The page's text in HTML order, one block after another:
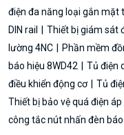
điện đa năng loại gắn mặt
DIN rail
Thiết bị giám sát
lường 4NC
Phần mềm
báo hiệu 8WD42
Tủ điện
điều khiển động cơ
Tủ
Thiết bị bảo vệ quá điện áp
công tắc nút nhấn đèn báo